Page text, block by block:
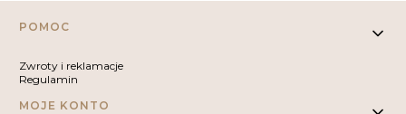
Linki w stopce
POMOC
Zwroty i reklamacje
Regulamin
MOJE KONTO